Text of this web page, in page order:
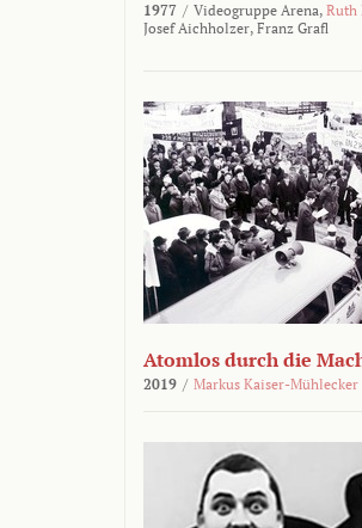
1977 / Videogruppe Arena, Ruth
Josef Aichholzer, Franz Grafl
Atomlos durch die
2019 / Markus Kaiser-Mühlecker